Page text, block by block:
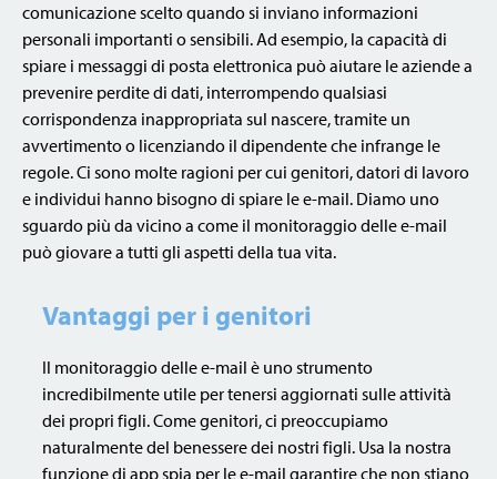
comunicazione scelto quando si inviano informazioni
personali importanti o sensibili. Ad esempio, la capacità di
spiare i messaggi di posta elettronica può aiutare le aziende a
prevenire perdite di dati, interrompendo qualsiasi
corrispondenza inappropriata sul nascere, tramite un
avvertimento o licenziando il dipendente che infrange le
regole. Ci sono molte ragioni per cui genitori, datori di lavoro
e individui hanno bisogno di spiare le e-mail. Diamo uno
sguardo più da vicino a come il monitoraggio delle e-mail
può giovare a tutti gli aspetti della tua vita.
Vantaggi per i genitori
Il monitoraggio delle e-mail è uno strumento
incredibilmente utile per tenersi aggiornati sulle attività
dei propri figli. Come genitori, ci preoccupiamo
naturalmente del benessere dei nostri figli. Usa la nostra
funzione di app spia per le e-mail garantire che non stiano